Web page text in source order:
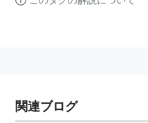
関連ブログ